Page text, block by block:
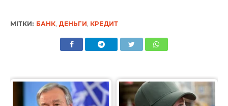
МІТКИ: БАНК, ДЕНЬГИ КРЕДИТ